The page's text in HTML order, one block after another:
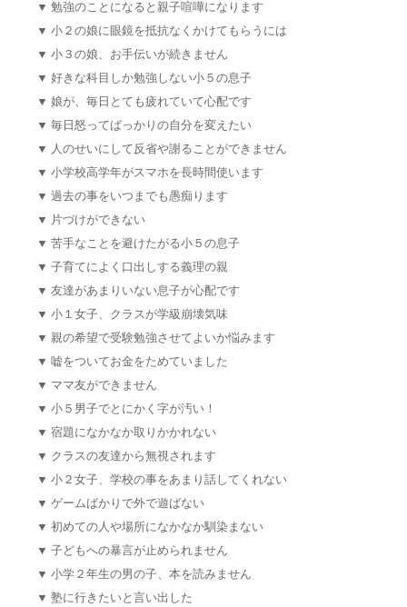
▼ 勉強のことになると親子喧嘩になります
▼ 小２の娘に眼鏡を抵抗なくかけてもらうには
▼ 小３の娘、お手伝いが続きません
▼ 好きな科目しか勉強しない小５の息子
▼ 娘が、毎日とても疲れていて心配です
▼ 毎日怒ってばっかりの自分を変えたい
▼ 人のせいにして反省や謝ることができません
▼ 小学校高学年がスマホを長時間使います
▼ 過去の事をいつまでも愚痴ります
▼ 片づけができない
▼ 苦手なことを避けたがる小５の息子
▼ 子育てによく口出しする義理の親
▼ 友達があまりいない息子が心配です
▼ 小１女子、クラスが学級崩壊気味
▼ 親の希望で受験勉強させてよいか悩みます
▼ 嘘をついてお金をためていました
▼ ママ友ができません
▼ 小５男子でとにかく字が汚い！
▼ 宿題になかなか取りかかれない
▼ クラスの友達から無視されます
▼ 小２女子、学校の事をあまり話してくれない
▼ ゲームばかりで外で遊ばない
▼ 初めての人や場所になかなか馴染まない
▼ 子どもへの暴言が止められません
▼ 小学２年生の男の子、本を読みません
▼ 塾に行きたいと言い出した